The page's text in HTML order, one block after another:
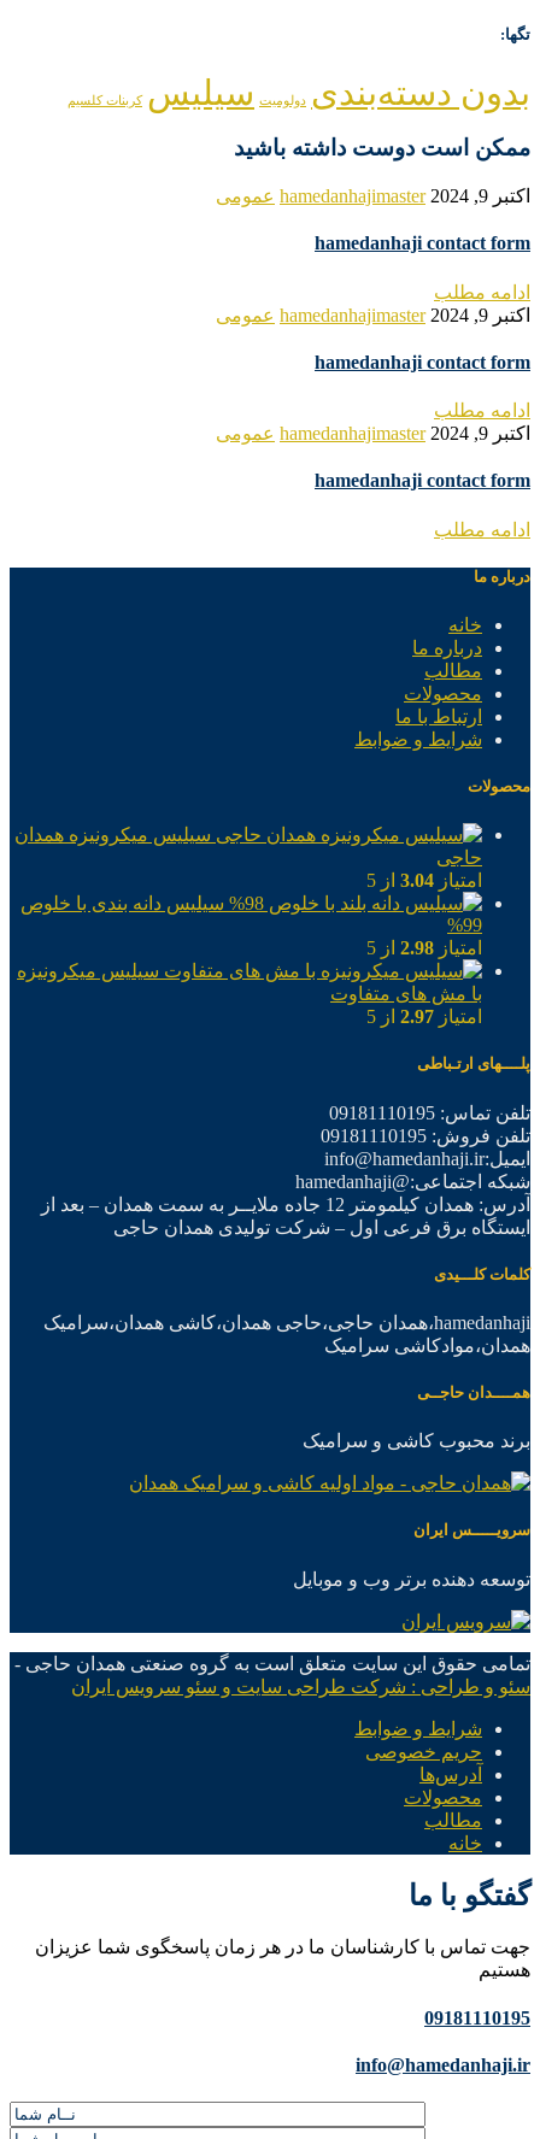
تگها:
بدون دسته‌بندی دولومیت سیلیس کربنات کلسیم
ممکن است دوست داشته باشید
اکتبر 9, 2024 hamedanhajimaster عمومی
hamedanhaji contact form
ادامه مطلب
اکتبر 9, 2024
hamedanhajimaster عمومی
hamedanhaji contact form
ادامه مطلب
اکتبر 9, 2024
hamedanhajimaster عمومی
hamedanhaji contact form
ادامه مطلب
درباره ما
خانه
درباره ما
مطالب
محصولات
ارتباط با ما
شرایط و ضوابط
محصولات
سیلیس میکرونیزه همدان
حاجی
امتیاز 3.04 از 5
سیلیس دانه بندی با خلوص
99%
امتیاز 2.98 از 5
سیلیس میکرونیزه
با مش های متفاوت
امتیاز 2.97 از 5
پلــــهای ارتـباطی
تلفن تماس: 09181110195
تلفن فروش: 09181110195
ایمیل:info@hamedanhaji.ir
شبکه اجتماعی:@hamedanhaji
آدرس: همدان کیلمومتر 12 جاده ملایــر به سمت همدان – بعد از
ایستگاه برق فرعی اول – شرکت تولیدی همدان حاجی
کلمات کلـــیدی
hamedanhaji،همدان حاجی،حاجی همدان،کاشی همدان،سرامیک
همدان،موادکاشی سرامیک
همــــدان حاجــی
برند محبوب کاشی و سرامیک
سرویـــــس ایران
توسعه دهنده برتر وب و موبایل
تمامی حقوق این سایت متعلق است به گروه صنعتی همدان حاجی -
سئو و طراحی : شرکت طراحی سایت و سئو سرویس ایران
شرایط و ضوابط
حریم خصوصی
آدرس‌ها
محصولات
مطالب
خانه
گفتگو با ما
جهت تماس با کارشناسان ما در هر زمان پاسخگوی شما عزیزان
هستیم
09181110195
info@hamedanhaji.ir